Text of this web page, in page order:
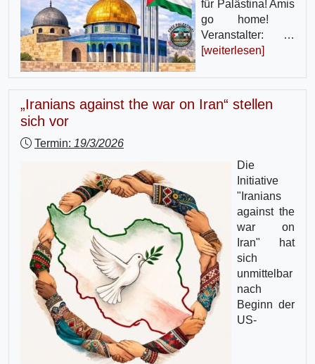
für Palästina! Amis
go home!
Veranstalter: …
[weiterlesen]
„Iranians against the war on Iran“ stellen
sich vor
Termin: 19/3/2026
Die
Initiative
"Iranians
against the
war on
Iran" hat
sich
unmittelbar
nach
Beginn der
US-